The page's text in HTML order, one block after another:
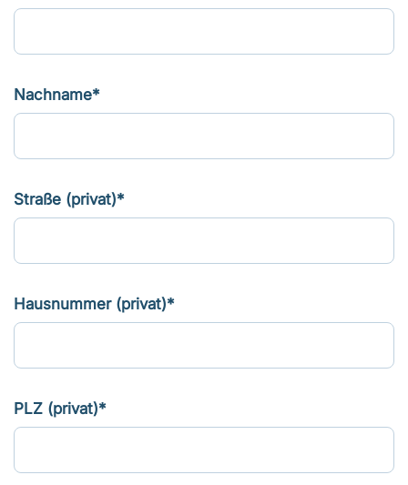
Nachname*
Straße (privat)*
Hausnummer (privat)*
PLZ (privat)*